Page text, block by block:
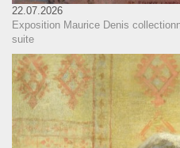
22.07.2026
Exposition Maurice Denis
suite